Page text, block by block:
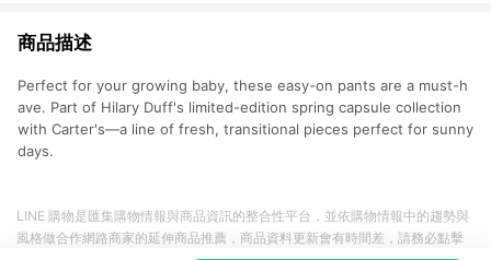
商品描述
Perfect for your growing baby, these easy-on pants are a must-h
ave. Part of Hilary Duff's limited-edition spring capsule collection
with Carter's—a line of fresh, transitional pieces perfect for sunny
days.
LINE 購物是匯集購物情報與商品資訊的整合性平台，並依購物情報中的趨勢與
風格做合作網路商家的延伸商品推薦，商品資料更新會有時間差，請務必點擊